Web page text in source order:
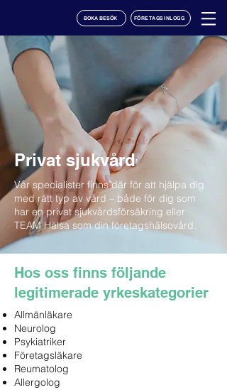
BOKA BESÖK FÖRETAGSINLOGG
Privat sjukvård
Vår specialister finns där för att hjälpa dig
med rätt typ av vård – både för dig som
har en privat sjukvårdsförsäkring eller
TEAM Hälsa som din företagshälsovård.
Hos oss finns följande
legitimerade yrkeskategorier
Allmänläkare
Neurolog
Psykiatriker
Företagsläkare
Reumatolog
Allergolog